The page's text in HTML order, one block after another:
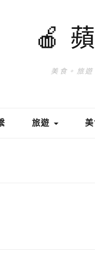
🍎
美食。旅
旅遊 美